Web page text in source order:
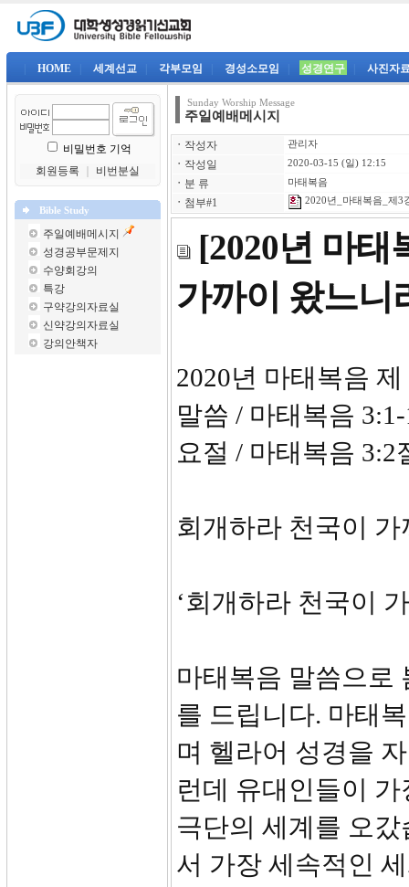
HOME 세계선교 각부모임 경성소모임 성경연구 사진자
비밀번호 기억
회원등록
비번분실
Bible Study
주일예배메시지
성경공부문제지
수양회강의
특강
구약강의자료실
신약강의자료실
강의안책자
Sunday Worship Message
주일예배메시지
ㆍ 작성자 관리자
ㆍ 작성일 2020-03-15 (일) 12:15
ㆍ 분 류 마태복음
ㆍ 첨부#1 2020년_마태복음_제3
[2020년 마태
가까이 왔느니
2020년 마태복음 제
말씀 / 마태복음
요절 / 마태복음 3:2
회개하라 천국이
‘회개하라 천국이
마태복음 말씀으로
를 드립니다. 마태
며 헬라어 성경을
런데 유대인들이
극단의 세계를 오
서 가장 세속적인